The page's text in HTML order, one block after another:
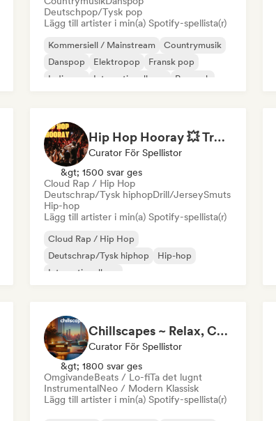
Deutschpop/Tysk pop
Lägg till artister i min(a) Spotify-spellista(r)
Kommersiell / Mainstream
Countrymusik
Danspop
Elektropop
Fransk pop
Indiepop
Internationell pop Poprock
Hip Hop Hooray 💥 Trap, Hype & Party Rap Bangers
Curator För Spellistor
&gt; 1500 svar ges
Cloud Rap / Hip Hop
Deutschrap/Tysk hiphopDrill/JerseySmuts
Hip-hop
Lägg till artister i min(a) Spotify-spellista(r)
Cloud Rap / Hip Hop
Deutschrap/Tysk hiphop
Hip-hop
Internationell rap
Rap/Trap Italiano
Chillscapes ~ Relax, Concentrate, Meditate, Sleep, Dream
Curator För Spellistor
&gt; 1800 svar ges
OmgivandeBeats / Lo-fiTa det lugnt
InstrumentalNeo / Modern Klassisk
Lägg till artister i min(a) Spotify-spellista(r)